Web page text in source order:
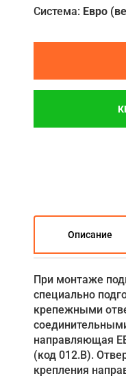
Система: Евро
Описание
При монтаже
специально
крепежными
направляющая
(код 012.В).
крепления